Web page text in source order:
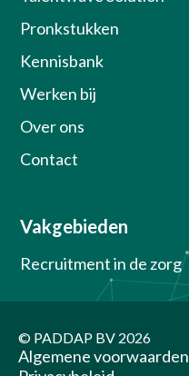
Pronkstukken
Kennisbank
Werken bij
Over ons
Contact
Vakgebieden
Recruitment in de zorg
© PADDAP BV 2026
Algemene voorwaarden